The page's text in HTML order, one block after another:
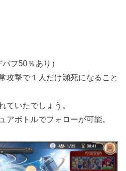
フ50％あり）
攻撃で１人だけ瀕死になること
ていたでしょう。
アボトルでフォローが可能。